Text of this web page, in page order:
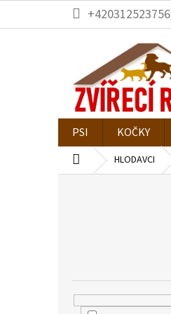
obsah
+420312523756
PSI KOČKY
Domů HLODAVCI